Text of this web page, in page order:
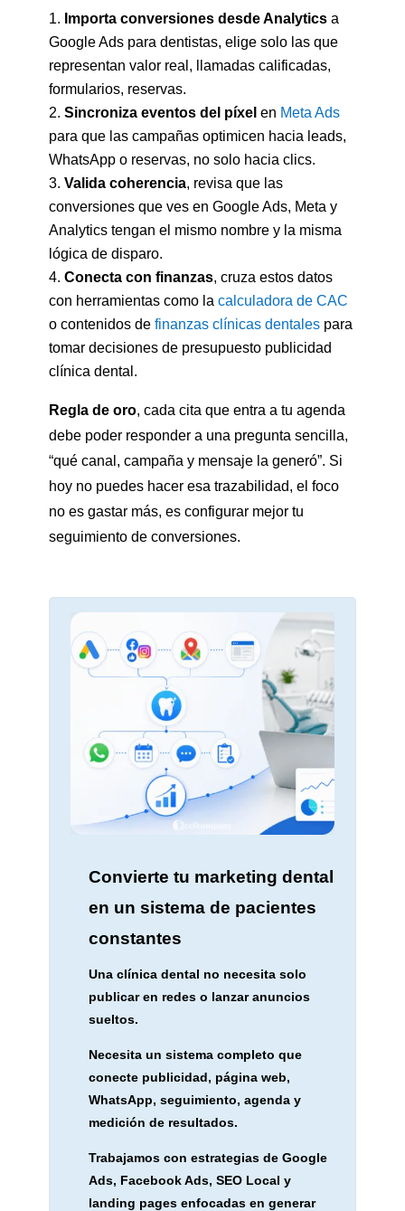
Importa conversiones desde Analyticsa
Google Ads para dentistas, elige solo las que
representan valor real, llamadas calificadas,
formularios, reservas.
Sincroniza eventos del píxel en Meta Ads
para que las campañas optimicen hacia leads,
WhatsApp o reservas, no solo hacia clics.
Valida coherencia, revisa que las
conversiones que ves en Google Ads, Meta y
Analytics tengan el mismo nombre y la misma
lógica de disparo.
Conecta con finanzas, cruza estos datos
con herramientas como la calculadora de CAC
o contenidos de finanzas clínicas dentalespara
tomar decisiones de presupuesto publicidad
clínica dental.
Regla de oro, cada cita que entra a tu agenda
debe poder responder a una pregunta sencilla,
“qué canal, campaña y mensaje la generó”. Si
hoy no puedes hacer esa trazabilidad, el foco
no es gastar más, es configurar mejor tu
seguimiento de conversiones.
Convierte tu marketing dental
en un sistema de pacientes
constantes
Una clínica dental no necesita solo
publicar en redes o lanzar anuncios
sueltos.
Necesita un sistema completo que
conecte publicidad, página web,
WhatsApp, seguimiento, agenda y
medición de resultados.
Trabajamos con estrategias de Google
Ads, Facebook Ads, SEO Local y
landing pages enfocadas en generar